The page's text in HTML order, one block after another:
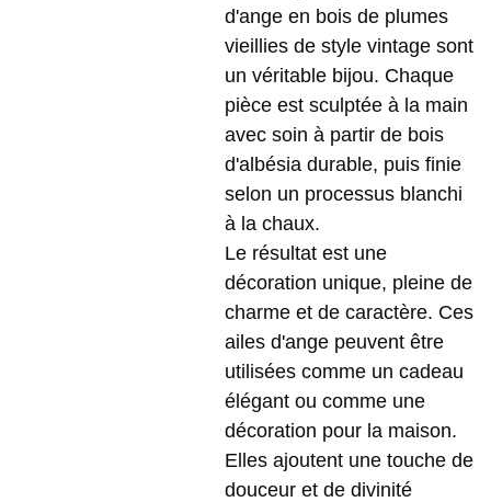
d'ange en bois de plumes
vieillies de style vintage sont
un véritable bijou. Chaque
pièce est sculptée à la main
avec soin à partir de bois
d'albésia durable, puis finie
selon un processus blanchi
à la chaux.
Le résultat est une
décoration unique, pleine de
charme et de caractère. Ces
ailes d'ange peuvent être
utilisées comme un cadeau
élégant ou comme une
décoration pour la maison.
Elles ajoutent une touche de
douceur et de divinité